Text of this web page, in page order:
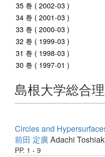
35 巻 ( 2002-03 )
34 巻 ( 2001-03 )
33 巻 ( 2000-03 )
32 巻 ( 1999-03 )
31 巻 ( 1998-03 )
30 巻 ( 1997-01 )
島根大学総合
Circles and
前田 定廣Adachi
PP. 1 - 9